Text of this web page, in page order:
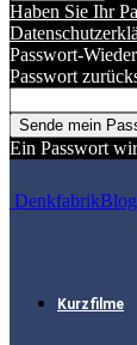
Haben Sie Ihr
Passwort-
Passwort
Ein Passwort
DenkfabrikBlog
Kurzfilme